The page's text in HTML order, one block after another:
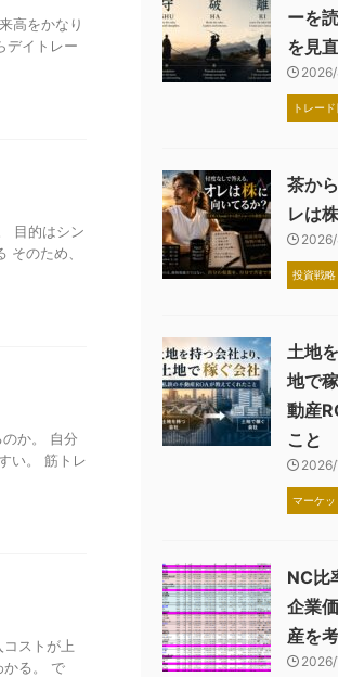
高をかなり
デイトレー
目的はシン
そのため、
か。 自分
い。 筋トレ
コストが上
る。 で
ーを
を見
トレー
茶か
レは
投資戦略
土地
地で
動産
こと
マーケ
NC比
企業
産を